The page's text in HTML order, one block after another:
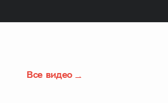
Все видео